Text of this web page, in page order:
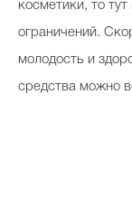
косметики, то
ограничений.
молодость и
средства можно